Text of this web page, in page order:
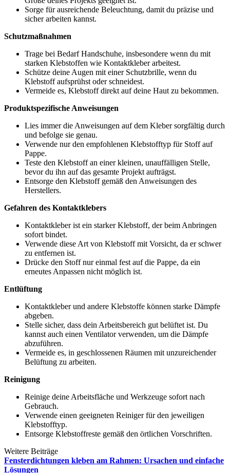
Sorge für ausreichende Beleuchtung, damit du präzise und
sicher arbeiten kannst.
Schutzmaßnahmen
Trage bei Bedarf Handschuhe, insbesondere wenn du mit
starken Klebstoffen wie Kontaktkleber arbeitest.
Schütze deine Augen mit einer Schutzbrille, wenn du
Klebstoff aufsprühst oder schneidest.
Vermeide es, Klebstoff direkt auf deine Haut zu bekommen.
Produktspezifische Anweisungen
Lies immer die Anweisungen auf dem Kleber sorgfältig durch
und befolge sie genau.
Verwende nur den empfohlenen Klebstofftyp für Stoff auf
Pappe.
Teste den Klebstoff an einer kleinen, unauffälligen Stelle,
bevor du ihn auf das gesamte Projekt aufträgst.
Entsorge den Klebstoff gemäß den Anweisungen des
Herstellers.
Gefahren des Kontaktklebers
Kontaktkleber ist ein starker Klebstoff, der beim Anbringen
sofort bindet.
Verwende diese Art von Klebstoff mit Vorsicht, da er schwer
zu entfernen ist.
Drücke den Stoff nur einmal fest auf die Pappe, da ein
erneutes Anpassen nicht möglich ist.
Entlüftung
Kontaktkleber und andere Klebstoffe können starke Dämpfe
abgeben.
Stelle sicher, dass dein Arbeitsbereich gut belüftet ist. Du
kannst auch einen Ventilator verwenden, um die Dämpfe
abzuführen.
Vermeide es, in geschlossenen Räumen mit unzureichender
Belüftung zu arbeiten.
Reinigung
Reinige deine Arbeitsfläche und Werkzeuge sofort nach
Gebrauch.
Verwende einen geeigneten Reiniger für den jeweiligen
Klebstofftyp.
Entsorge Klebstoffreste gemäß den örtlichen Vorschriften.
Weitere Beiträge
Fensterdichtungen kleben am Rahmen: Ursachen und einfache
Lösungen